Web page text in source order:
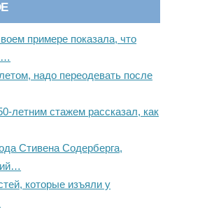
примере показала, что
надо переодевать после
летним стажем рассказал, как
Стивена Содерберга,
которые изъяли у